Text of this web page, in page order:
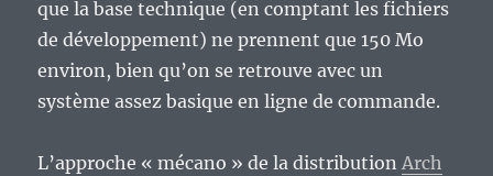
que la base technique (en comptant les fichiers
de développement) ne prennent que 150 Mo
environ, bien qu’on se retrouve avec un
système assez basique en ligne de commande.
L’approche « mécano » de la distributionArch